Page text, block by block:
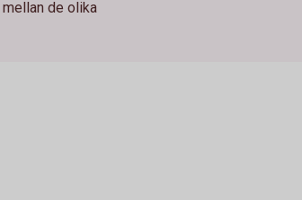
de olika